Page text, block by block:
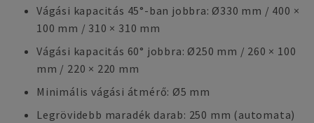
Vágási kapacitás 45°-ban jobbra: Ø330 mm / 400 ×
100 mm / 310 × 310 mm
Vágási kapacitás 60° jobbra: Ø250 mm / 260 × 100
mm / 220 × 220 mm
Minimális vágási átmérő: Ø5 mm
Legrövidebb maradék darab: 250 mm (automata)